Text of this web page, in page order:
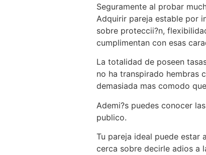
Seguramente al probar
Adquirir pareja estable por
sobre proteccii?n,
cumplimentan con esas
La totalidad de poseen
no ha transpirado hembras
demasiada mas comodo
Ademi?s puedes conocer
publico.
Tu pareja ideal puede estar
cerca sobre decirle adios a